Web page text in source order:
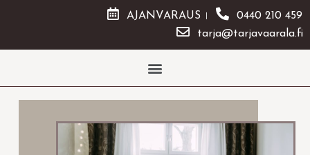
AJANVARAUS
0440 210 459
tarja@tarjavaarala.fi